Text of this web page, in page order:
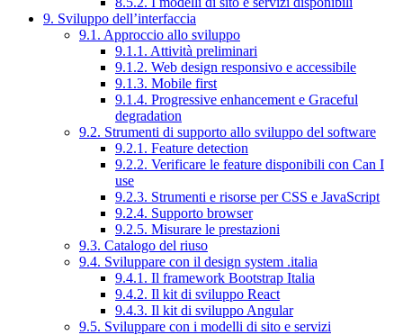
9. Sviluppo dell’interfaccia
9.1. Approccio allo sviluppo
9.1.1. Attività preliminari
9.1.2. Web design responsivo e accessibile
9.1.3. Mobile first
9.1.4. Progressive enhancement e Graceful
degradation
9.2. Strumenti di supporto allo sviluppo del software
9.2.1. Feature detection
9.2.2. Verificare le feature disponibili con Can I
use
9.2.3. Strumenti e risorse per CSS e JavaScript
9.2.4. Supporto browser
9.2.5. Misurare le prestazioni
9.3. Catalogo del riuso
9.4. Sviluppare con il design system .italia
9.4.1. Il framework Bootstrap Italia
9.4.2. Il kit di sviluppo React
9.4.3. Il kit di sviluppo Angular
9.5. Sviluppare con i modelli di sito e servizi